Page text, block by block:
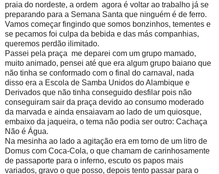
praia do nordeste, a ordem agora é voltar ao trabalho já se
preparando para a Semana Santa que ninguém é de ferro.
Vamos começar fingindo que somos bonzinhos, tementes e
se pecamos foi culpa da bebida e das más companhias,
queremos perdão ilimitado.
Passei pela praça me deparei com um grupo mamado,
muito animado, pensei até que era algum grupo baiano que
não tinha se conformado com o final do carnaval, nada
disso era a Escola de Samba Unidos do Alambique e
Derivados que não tinha conseguido desfilar pois não
conseguiram sair da praça devido ao consumo moderado
da marvada e ainda ensaiavam ao lado de um quiosque,
embaixo da jaqueira, o tema não podia ser outro: Cachaça
Não é Água.
Na mesinha ao lado a agitação era em torno de um litro de
Domus com Coca-Cola, o que chamam de carinhosamente
de passaporte para o inferno, escuto os papos mais
variados, gravo o que posso, depois tento passar para o